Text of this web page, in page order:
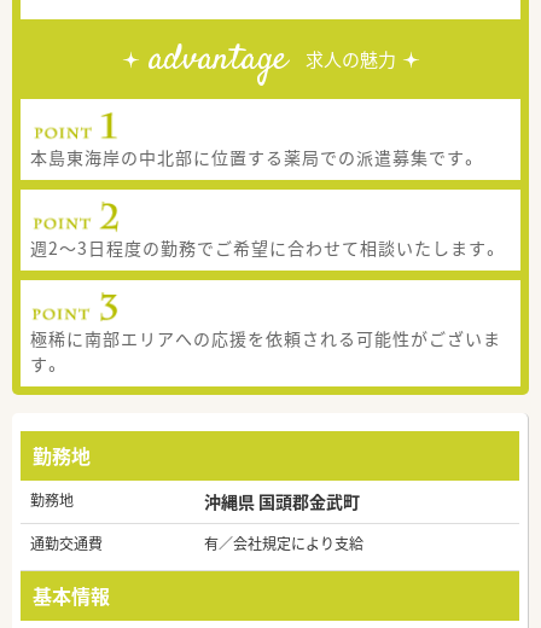
advantage 求人の魅力
本島東海岸の中北部に位置する薬局での派遣募集です。
週2～3日程度の勤務でご希望に合わせて相談いたします。
極稀に南部エリアへの応援を依頼される可能性がございま
す。
勤務地
勤務地 沖縄県 国頭郡金武町
通勤交通費 有／会社規定により支給
基本情報